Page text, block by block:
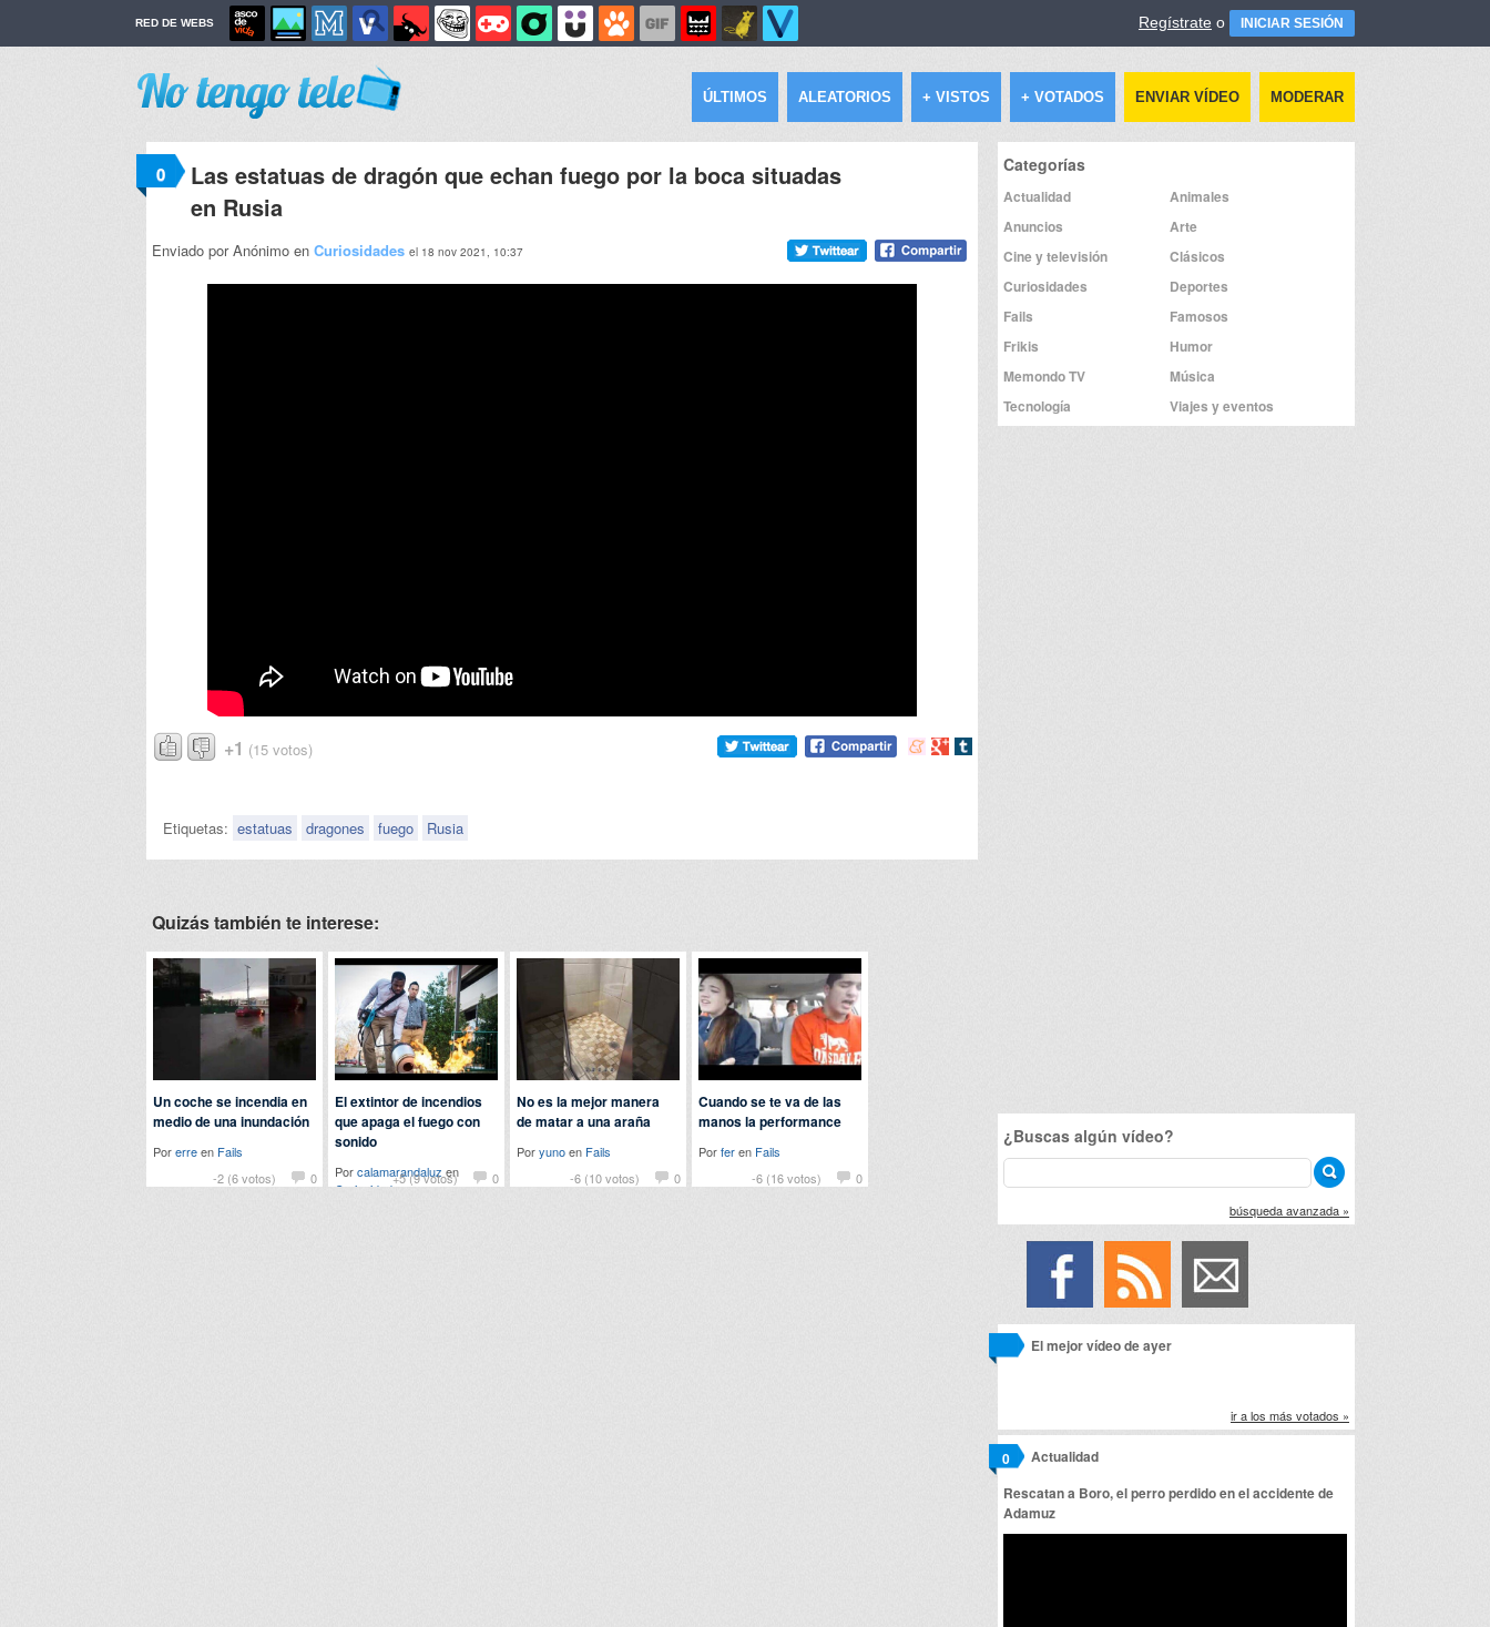
RED DE WEBS Regístrate o INICIAR SESIÓN
ÚLTIMOS ALEATORIOS + VISTOS + VOTADOS ENVIAR VÍDEO MODERAR
0
Las estatuas de dragón que echan fuego por la boca situadas
en Rusia
Enviado por Anónimo en Curiosidades el 18 nov 2021, 10:37
+1 (15 votos)
Compartir
Compartir
Compartir
Etiquetas: estatuas dragones fuego Rusia
Quizás también te interese:
-2 (6 votos) 0
Un coche se incendia en
medio de una inundación
Porerreen Fails
+5 (9 votos)
0
El extintor de incendios
que apaga el fuego con
sonido
Porcalamarandaluz en
Curiosidades
-6 (10 votos) 0
No es la mejor manera
de matar a una araña
Poryunoen Fails
-6 (16 votos)
0
Cuando se te va de las
manos la performance
Porferen Fails
Categorías
Actualidad
Animales
Anuncios
Arte
Cine y televisión
Clásicos
Curiosidades
Deportes
Fails
Famosos
Frikis
Humor
Memondo TV
Música
Tecnología
Viajes y eventos
¿Buscas algún vídeo?
búsqueda avanzada »
El mejor vídeo de ayer
ir a los más votados »
Actualidad
0
Rescatan a Boro, el perro perdido en el accidente de
Adamuz